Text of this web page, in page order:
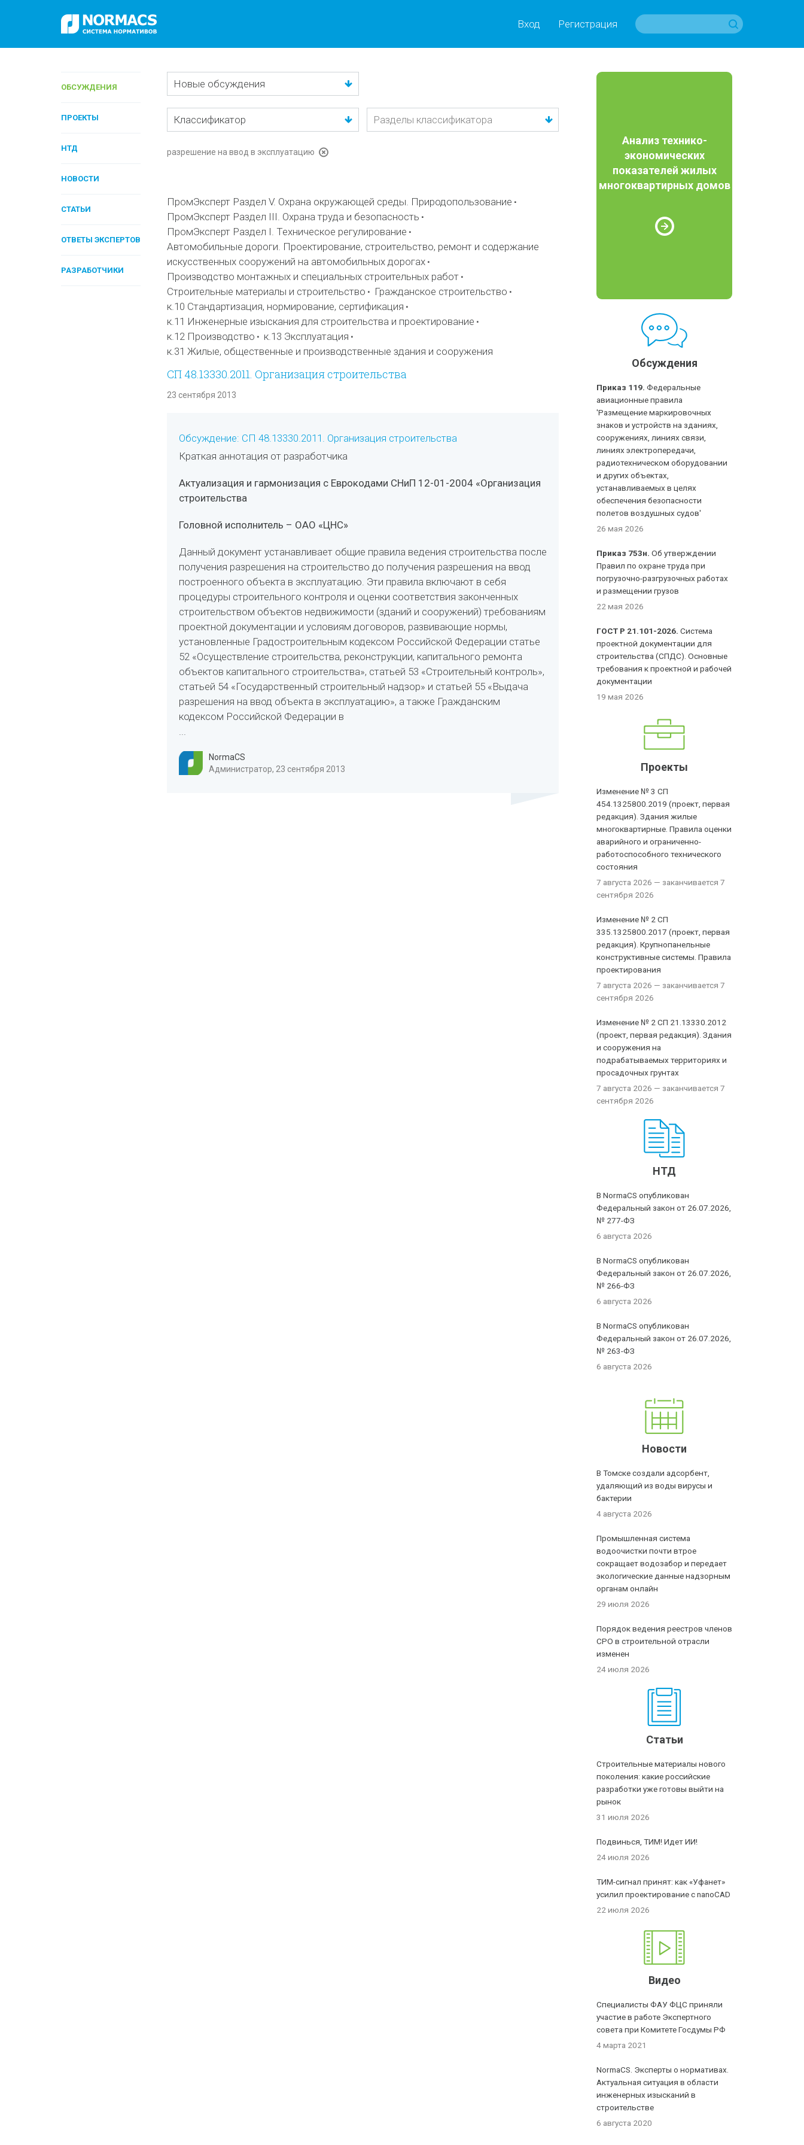
Вход Регистрация
ОБСУЖДЕНИЯ
ПРОЕКТЫ
НТД
НОВОСТИ
СТАТЬИ
ОТВЕТЫ ЭКСПЕРТОВ
РАЗРАБОТЧИКИ
Новые обсуждения
Классификатор
разрешение на ввод в эксплуатацию
ПромЭксперт Раздел V. Охрана окружающей среды. Природопользование
ПромЭксперт Раздел III. Охрана труда и безопасность
ПромЭксперт Раздел I. Техническое регулирование
Автомобильные дороги. Проектирование, строительство, ремонт и содержание
искусственных сооружений на автомобильных дорогах
Производство монтажных и специальных строительных работ
Строительные материалы и строительство
Гражданское строительство
к.10 Стандартизация, нормирование, сертификация
к.11 Инженерные изыскания для строительства и проектирование
к.12 Производство
к.13 Эксплуатация
к.31 Жилые, общественные и производственные здания и сооружения
СП 48.13330.2011. Организация строительства
23 сентября 2013
Обсуждение: СП 48.13330.2011. Организация строительства
Краткая аннотация от разработчика
Актуализация и гармонизация с Еврокодами СНиП 12-01-2004 «Организация
строительства
Головной исполнитель – ОАО «ЦНС»
Данный документ устанавливает общие правила ведения строительства после
получения разрешения на строительство до получения разрешения на ввод
построенного объекта в эксплуатацию. Эти правила включают в себя
процедуры строительного контроля и оценки соответствия законченных
строительством объектов недвижимости (зданий и сооружений) требованиям
проектной документации и условиям договоров, развивающие нормы,
установленные Градостроительным кодексом Российской Федерации статье
52 «Осуществление строительства, реконструкции, капитального ремонта
объектов капитального строительства», статьей 53 «Строительный контроль»,
статьей 54 «Государственный строительный надзор» и статьей 55 «Выдача
разрешения на ввод объекта в эксплуатацию», а также Гражданским
кодексом Российской Федерации в
...
NormaCS
Администратор, 23 сентября 2013
Анализ технико-
экономических
показателей жилых
многоквартирных домов
Обсуждения
Приказ 119. Федеральные
авиационные правила
'Размещение маркировочных
знаков и устройств на зданиях,
сооружениях, линиях связи,
линиях электропередачи,
радиотехническом оборудовании
и других объектах,
устанавливаемых в целях
обеспечения безопасности
полетов воздушных судов'
26 мая 2026
Приказ 753н. Об утверждении
Правил по охране труда при
погрузочно-разгрузочных работах
и размещении грузов
22 мая 2026
ГОСТ Р 21.101-2026. Система
проектной документации для
строительства (СПДС). Основные
требования к проектной и рабочей
документации
19 мая 2026
Проекты
Изменение № 3 СП
454.1325800.2019 (проект, первая
редакция). Здания жилые
многоквартирные. Правила оценки
аварийного и ограниченно-
работоспособного технического
состояния
7 августа 2026 — заканчивается 7
сентября 2026
Изменение № 2 СП
335.1325800.2017 (проект, первая
редакция). Крупнопанельные
конструктивные системы. Правила
проектирования
7 августа 2026 — заканчивается 7
сентября 2026
Изменение № 2 СП 21.13330.2012
(проект, первая редакция). Здания
и сооружения на
подрабатываемых территориях и
просадочных грунтах
7 августа 2026 — заканчивается 7
сентября 2026
НТД
В NormaCS опубликован
Федеральный закон от 26.07.2026,
№ 277-ФЗ
6 августа 2026
В NormaCS опубликован
Федеральный закон от 26.07.2026,
№ 266-ФЗ
6 августа 2026
В NormaCS опубликован
Федеральный закон от 26.07.2026,
№ 263-ФЗ
6 августа 2026
Новости
В Томске создали адсорбент,
удаляющий из воды вирусы и
бактерии
4 августа 2026
Промышленная система
водоочистки почти втрое
сокращает водозабор и передает
экологические данные надзорным
органам онлайн
29 июля 2026
Порядок ведения реестров членов
СРО в строительной отрасли
изменен
24 июля 2026
Статьи
Строительные материалы нового
поколения: какие российские
разработки уже готовы выйти на
рынок
31 июля 2026
Подвинься, ТИМ! Идет ИИ!
24 июля 2026
ТИМ-сигнал принят: как «Уфанет»
усилил проектирование с nanoCAD
22 июля 2026
Видео
Специалисты ФАУ ФЦС приняли
участие в работе Экспертного
совета при Комитете Госдумы РФ
4 марта 2021
NormaCS. Эксперты о нормативах.
Актуальная ситуация в области
инженерных изысканий в
строительстве
6 августа 2020